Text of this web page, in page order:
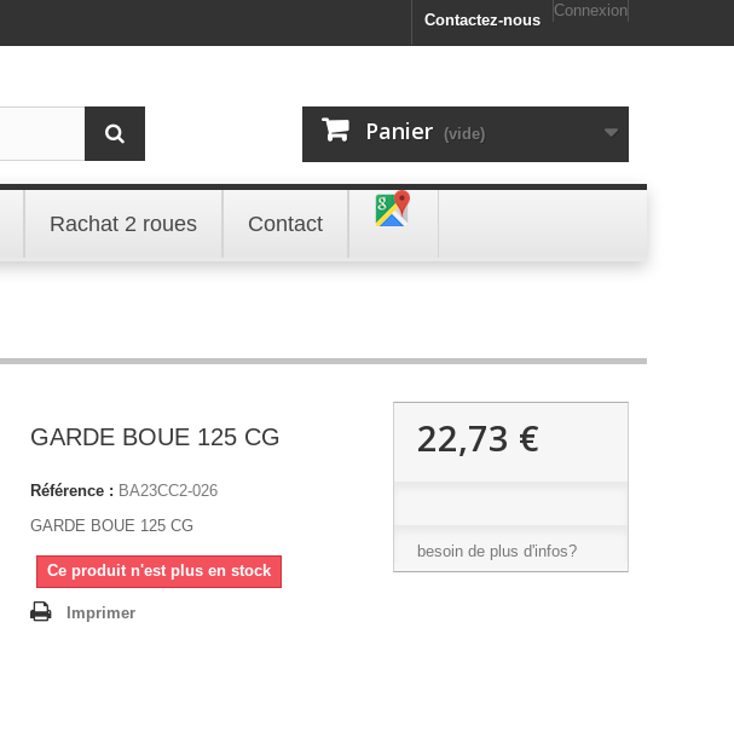
Connexion
Contactez-nous
Panier (vide)
Rachat 2 roues Contact
GARDE BOUE 125 CG
Référence : BA23CC2-026
GARDE BOUE 125 CG
Ce produit n'est plus en stock
Imprimer
22,73 €
besoin de plus d'infos?